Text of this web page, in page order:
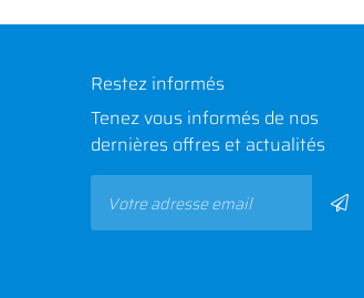
Restez informés
Tenez vous informés de nos
dernières offres et actualités